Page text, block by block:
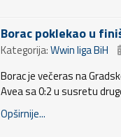
Borac poklekao u
Kategorija:Wwin liga BiH
Borac je večeras na
Avea sa 0:2 u susretu
Opširnije...